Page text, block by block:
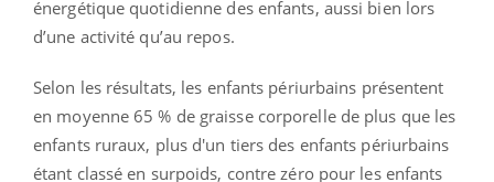
énergétique quotidienne des enfants, aussi bien lors
d’une activité qu’au repos.
Selon les résultats, les enfants périurbains présentent
en moyenne 65 % de graisse corporelle de plus que les
enfants ruraux, plus d'un tiers des enfants périurbains
étant classé en surpoids, contre zéro pour les enfants